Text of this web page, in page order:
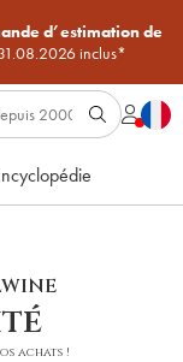
d’estimation de
inclus*
achats !